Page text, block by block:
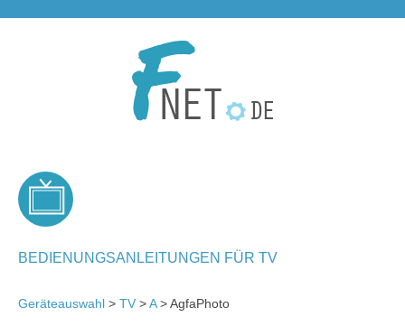
BEDIENUNGSANLEITUNGEN FÜR TV
Geräteauswahl > TV >A> AgfaPhoto